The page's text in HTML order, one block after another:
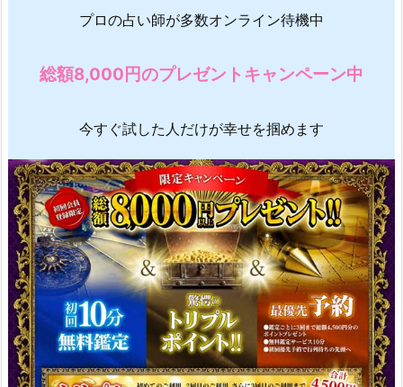
プロの占い師が多数オンライン待機中
総額8,000円のプレゼントキャンペーン中
今すぐ試した人だけが幸せを掴めます